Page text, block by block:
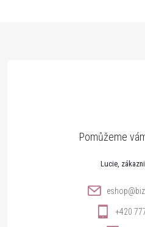
Lucie
eshop@
+420